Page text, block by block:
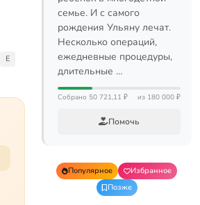
E
семье. И с самого
рождения Ульяну лечат.
Несколько операций,
ежедневные процедуры,
длительные …
Собрано 50 721,11 ₽ из 180 000 ₽
Помочь
Популярное
Избранное
Позже